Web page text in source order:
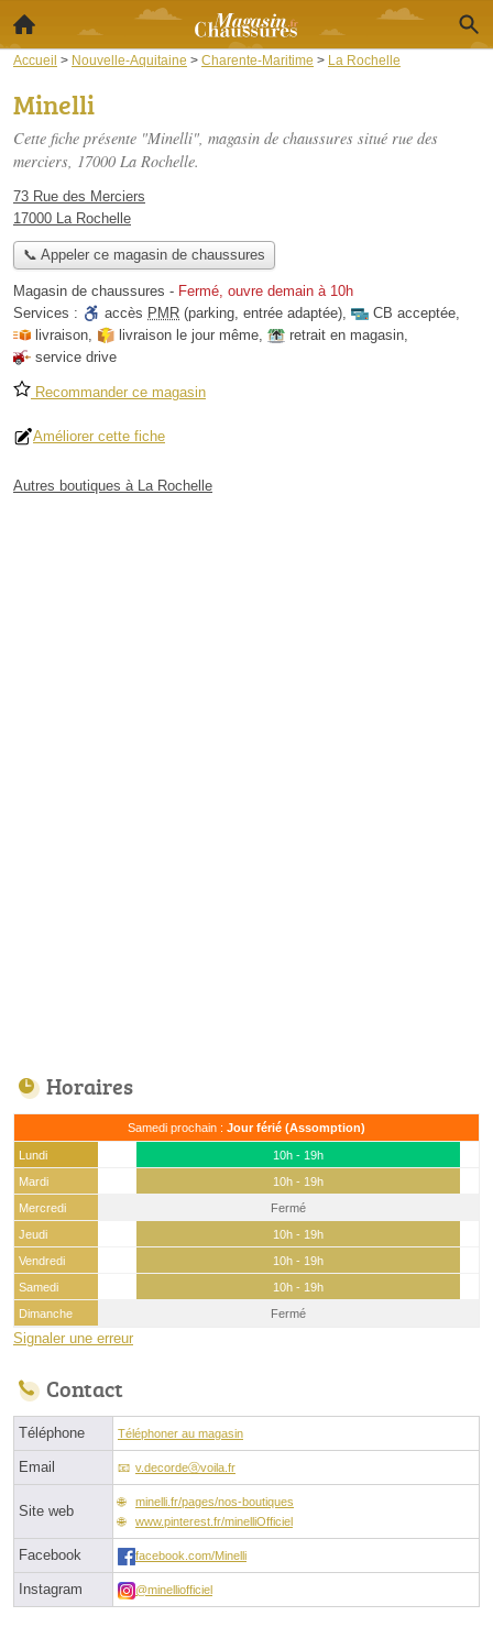
Accueil > Nouvelle-Aquitaine > Charente-Maritime > La Rochelle
Minelli
Cette fiche présente "Minelli", magasin de chaussures situé rue des
merciers, 17000 La Rochelle.
73 Rue des Merciers
17000 La Rochelle
📞 Appeler ce magasin de chaussures
Magasin de chaussures - Fermé, ouvre demain à 10h
Services :
accès PMR (parking, entrée adaptée), CB acceptée,
livraison, livraison le jour même, retrait en magasin,
service drive
Recommander ce magasin
Améliorer cette fiche
Autres boutiques à La Rochelle
Horaires
Samedi prochain : Jour férié (Assomption)
Lundi
10h - 19h
Mardi
10h - 19h
Mercredi
Fermé
Jeudi
10h - 19h
Vendredi
10h - 19h
Samedi
10h - 19h
Dimanche
Fermé
Signaler une erreur
Contact
Téléphone Téléphoner au magasin
Email v.decordeⓐvoila.fr
Site web
minelli.fr/pages/nos-boutiques
www.pinterest.fr/minelliOfficiel
Facebook facebook.com/Minelli
Instagram @minelliofficiel